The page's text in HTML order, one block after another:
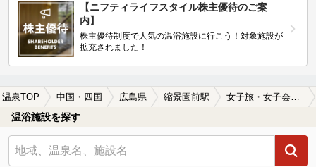
【ニフティライフスタイル株主優待のご案
内】
株主優待制度で人気の温浴施設に行こう！対象施設が
拡充されました！
温泉TOP 中国・四国 広島県 縮景園前駅 女子旅・女子会におすすめの縮景園前駅近くの温泉、日帰り温泉、スーパー銭湯おすすめ
温浴施設を探す